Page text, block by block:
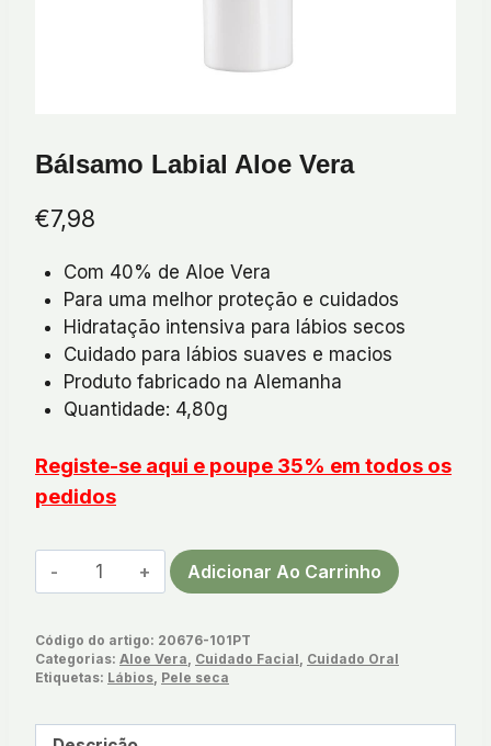
Bálsamo Labial Aloe Vera
€7,98
Com 40% de Aloe Vera
Para uma melhor proteção e cuidados
Hidratação intensiva para lábios secos
Cuidado para lábios suaves e macios
Produto fabricado na Alemanha
Quantidade: 4,80g
Registe-se aqui e poupe 35% em todos os
pedidos
Quantidade
de
Labial
Aloe
Adicionar Ao Carrinho
Código do artigo: 20676-101PT
Categorias: Aloe Vera, Cuidado Facial, Cuidado Oral
Etiquetas: Lábios, Pele seca